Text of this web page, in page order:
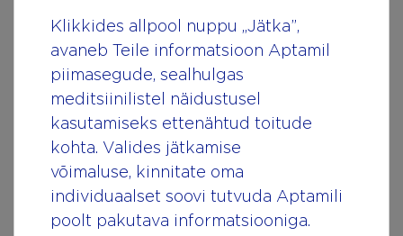
Toitumine
Klikkides allpool nuppu „Jätka”,
avaneb Teile informatsioon Aptamil
piimasegude, sealhulgas
meditsiinilistel näidustusel
kasutamiseks ettenähtud toitude
kohta. Valides jätkamise
võimaluse, kinnitate oma
individuaalset soovi tutvuda Aptamili
poolt pakutava informatsiooniga.